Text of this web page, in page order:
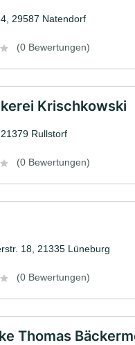
29587 Natendorf
(0 Bewertungen)
Krischkowski
Rullstorf
(0 Bewertungen)
18, 21335 Lüneburg
(0 Bewertungen)
Thomas